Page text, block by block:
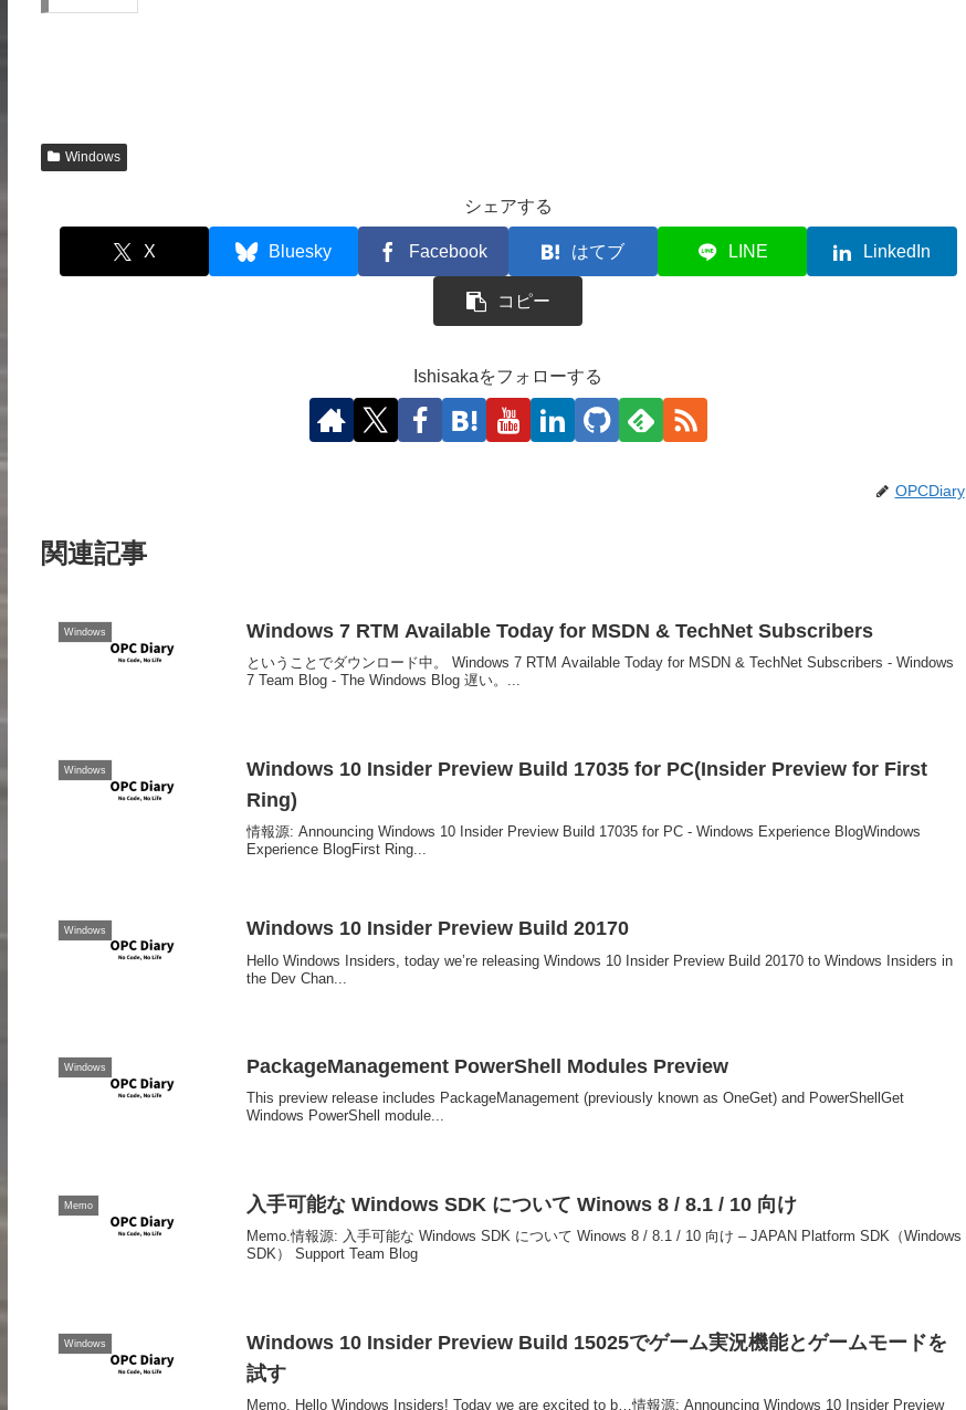
Windows
シェアする
X Bluesky Facebook はてブ LINE LinkedIn
コピー
Ishisakaをフォローする
OPCDiary
関連記事
Windows Windows 7 RTM Available Today for MSDN & TechNet Subscribers
ということでダウンロード中。 Windows 7 RTM Available Today for MSDN & TechNet Subscribers - Windows
7 Team Blog - The Windows Blog 遅い。...
Windows
Windows 10 Insider Preview Build 17035 for PC(Insider Preview for First
Ring)
情報源: Announcing Windows 10 Insider Preview Build 17035 for PC - Windows Experience BlogWindows
Experience BlogFirst Ring...
Windows Windows 10 Insider Preview Build 20170
Hello Windows Insiders, today we’re releasing Windows 10 Insider Preview Build 20170 to Windows Insiders in
the Dev Chan...
Windows PackageManagement PowerShell Modules Preview
This preview release includes PackageManagement (previously known as OneGet) and PowerShellGet
Windows PowerShell module...
Memo 入手可能な Windows SDK について Winows 8 / 8.1 / 10 向け
Memo.情報源: 入手可能な Windows SDK について Winows 8 / 8.1 / 10 向け – JAPAN Platform SDK（Windows
SDK） Support Team Blog
Windows
Windows 10 Insider Preview Build 15025でゲーム実況機能とゲームモードを
試す
Memo. Hello Windows Insiders! Today we are excited to b…情報源: Announcing Windows 10 Insider Preview